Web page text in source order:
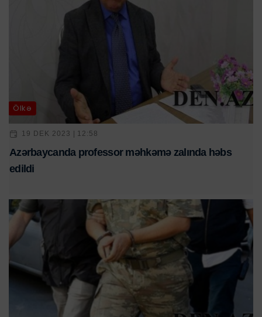
Ölkə
19 DEK 2023 | 12:58
Azərbaycanda professor məhkəmə zalında həbs
edildi